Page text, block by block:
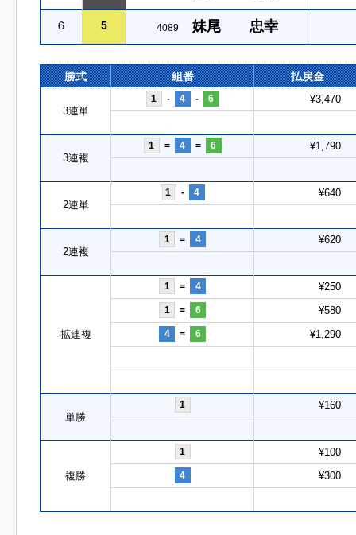
６ 5 4089 妹尾 忠幸
勝式 組番 払戻金
3連単
1 - 4 - 6 ¥3,470
3連複
1 = 4 = 6 ¥1,790
2連単
1 - 4 ¥640
2連複
1 = 4 ¥620
拡連複
1 = 4 ¥250
1 = 6 ¥580
4 = 6 ¥1,290
単勝
1 ¥160
複勝
1 ¥100
4 ¥300